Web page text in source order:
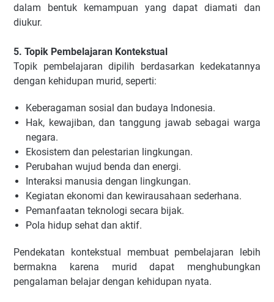
dalam bentuk kemampuan yang dapat diamati dan
diukur.
5. Topik Pembelajaran Kontekstual
Topik pembelajaran dipilih berdasarkan kedekatannya
dengan kehidupan murid, seperti:
Keberagaman sosial dan budaya Indonesia.
Hak, kewajiban, dan tanggung jawab sebagai warga
negara.
Ekosistem dan pelestarian lingkungan.
Perubahan wujud benda dan energi.
Interaksi manusia dengan lingkungan.
Kegiatan ekonomi dan kewirausahaan sederhana.
Pemanfaatan teknologi secara bijak.
Pola hidup sehat dan aktif.
Pendekatan kontekstual membuat pembelajaran lebih
bermakna karena murid dapat menghubungkan
pengalaman belajar dengan kehidupan nyata.